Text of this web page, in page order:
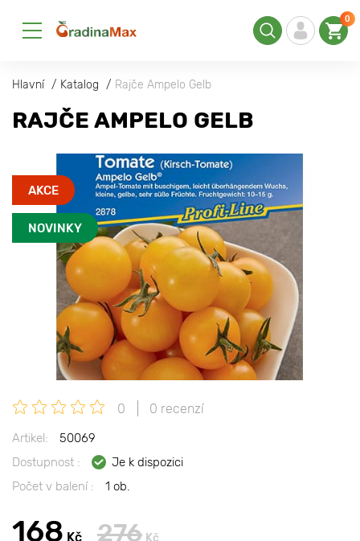
0
Hlavní Katalog Rajče Ampelo Gelb
RAJČE AMPELO GELB
AKCE
NOVINKY
0 0 recenzí
Artikel:
50069
Dostupnost :
Je k dispozici
Počet v balení :
1 ob.
168 Kč 276 Kč